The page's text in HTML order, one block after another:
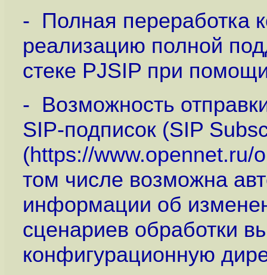
- Полная переработка
реализацию полной
стеке PJSIP при
- Возможность
SIP-подписок (SIP
(https://www.opennet.ru/
том числе возможна
информации об
сценариев обработки
конфигурационную